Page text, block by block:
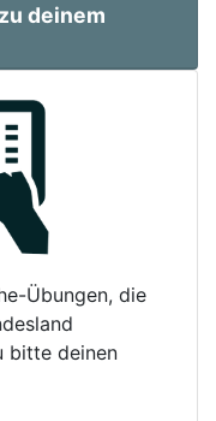
deinem
Übungen, die
bitte deinen